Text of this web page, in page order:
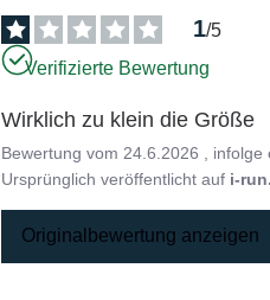
1/5
Verifizierte Bewertung
Wirklich zu klein die Größe
Bewertung vom 24.6.2026 ,
Ursprünglich veröffentlicht auf i-
Originalbewertung anzeigen